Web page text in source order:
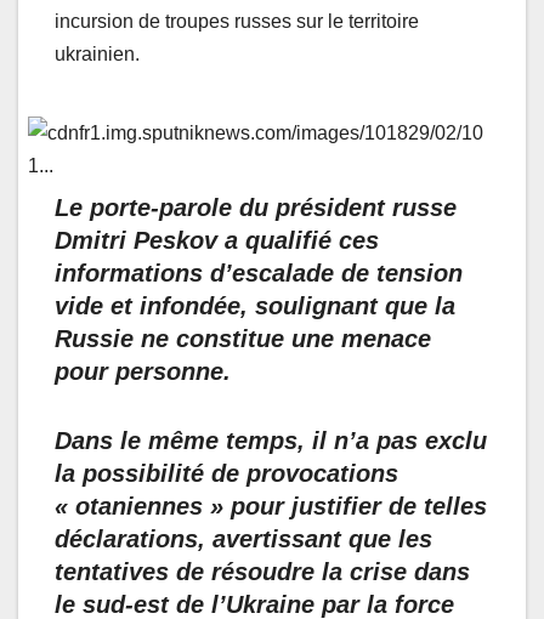
incursion de troupes russes sur le territoire
ukrainien.
Le porte-parole du président russe
Dmitri Peskov a qualifié ces
informations d’escalade de tension
vide et infondée, soulignant que la
Russie ne constitue une menace
pour personne.
Dans le même temps, il n’a pas exclu
la possibilité de provocations
« otaniennes » pour justifier de telles
déclarations, avertissant que les
tentatives de résoudre la crise dans
le sud-est de l’Ukraine par la force